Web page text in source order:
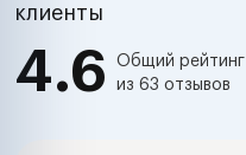
клиенты
4.6
Общий рейтинг
из 63 отзывов